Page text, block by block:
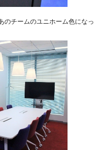
のチームのユニホーム色になっ